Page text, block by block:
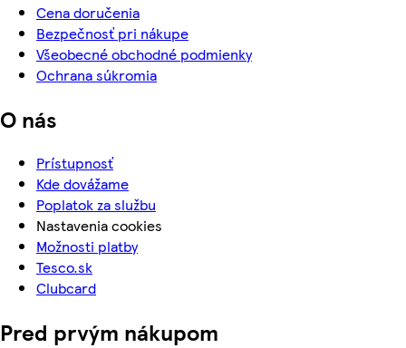
Cena doručenia
Bezpečnosť pri nákupe
Všeobecné obchodné podmienky
Ochrana súkromia
O nás
Prístupnosť
Kde dovážame
Poplatok za službu
Nastavenia cookies
Možnosti platby
Tesco.sk
Clubcard
Pred prvým nákupom